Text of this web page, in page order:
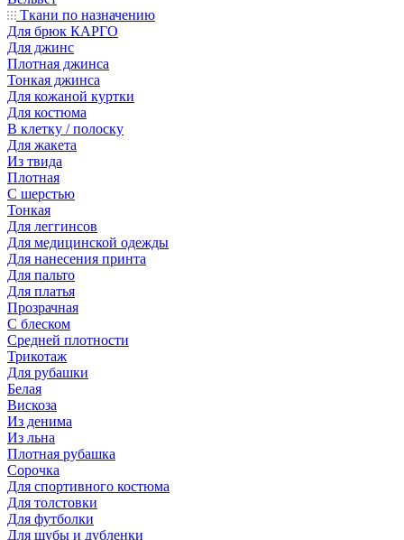
Ткани по назначению
Для брюк КАРГО
Для джинс
Плотная джинса
Тонкая джинса
Для кожаной куртки
Для костюма
В клетку / полоску
Для жакета
Из твида
Плотная
С шерстью
Тонкая
Для леггинсов
Для медицинской одежды
Для нанесения принта
Для пальто
Для платья
Прозрачная
С блеском
Средней плотности
Трикотаж
Для рубашки
Белая
Вискоза
Из денима
Из льна
Плотная рубашка
Сорочка
Для спортивного костюма
Для толстовки
Для футболки
Для шубы и дубленки